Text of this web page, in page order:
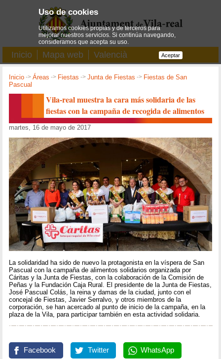
Inicio Mapa web Valencià
Inicio ->Áreas -> Fiestas ->Junta de Fiestas -> Fiestas de San
Pascual
Vila-real muestra la cara más solidaria de las
fiestas con la campaña de recogida de alimentos
martes, 16 de mayo de 2017
La solidaridad ha sido de nuevo la protagonista en la víspera de San
Pascual con la campaña de alimentos solidarios organizada por
Cáritas y la Junta de Fiestas, con la colaboración de la Comisión de
Peñas y la Fundación Caja Rural. El presidente de la Junta de Fiestas,
José Pascual Colás, la reina y damas de la ciudad, junto con el
concejal de Fiestas, Javier Serralvo, y otros miembros de la
corporación, se han acercado al punto de inicio de la campaña, en la
plaza de la Vila, para participar también en esta actividad solidaria.
Facebook Twitter WhatsApp
Uso de cookies
Utilizamos cookies propias y de terceros para
mejorar nuestros servicios. Si continúa navegando,
consideramos que acepta su uso.
Aceptar